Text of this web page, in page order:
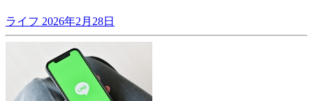
ライフ 2026年2月28日